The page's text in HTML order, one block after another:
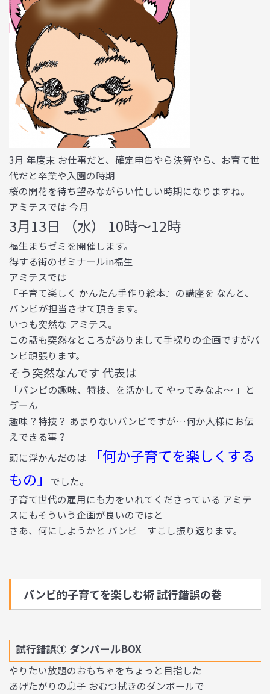
3月 年度末 お仕事だと、確定申告やら決算やら、お育て世
代だと卒業や入園の時期
桜の開花を待ち望みながらい忙しい時期になりますね。
アミテスでは 今月
3月13日 （水） 10時〜12時
福生まちゼミを開催します。
得する街のゼミナールin福生
アミテスでは
『子育て楽しく かんたん手作り絵本』の講座を なんと、
バンビが担当させて頂きます。
いつも突然な アミテス。
この話も突然なところがありまして手探りの企画ですがバ
ンビ頑張ります。
そう突然なんです 代表は
「バンビの趣味、特技、を活かして やってみなよ〜 」と
ゔーん
趣味？特技？ あまりないバンビですが…何か人様にお伝
えできる事？
頭に浮かんだのは
「何か子育てを楽しくする
もの」
でした。
子育て世代の雇用にも力をいれてくださっている アミテ
スにもそういう企画が良いのではと
さあ、何にしようかと バンビ すこし振り返ります。
バンビ的子育てを楽しむ術 試行錯誤の巻
試行錯誤① ダンパールBOX
やりたい放題のおもちゃをちょっと目指した
あげたがりの息子 おむつ拭きのダンボールで